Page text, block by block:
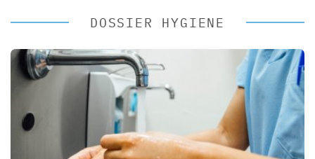
DOSSIER HYGIENE